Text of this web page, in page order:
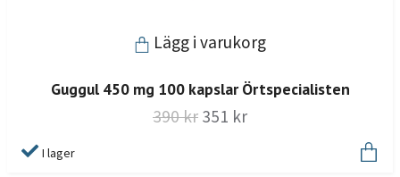
Lägg i varukorg
Guggul 450 mg 100 kapslar Örtspecialisten
390 kr 351 kr
I lager